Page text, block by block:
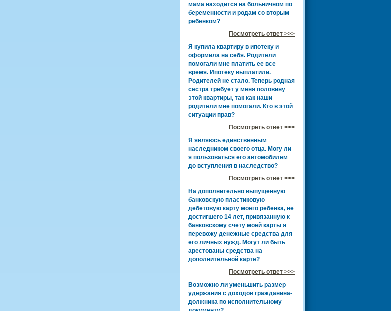
мама находится на больничном по
беременности и родам со вторым
ребёнком?
Посмотреть ответ >>>
Я купила квартиру в ипотеку и
оформила на себя. Родители
помогали мне платить ее все
время. Ипотеку выплатили.
Родителей не стало. Теперь родная
сестра требует у меня половину
этой квартиры, так как наши
родители мне помогали. Кто в этой
ситуации прав?
Посмотреть ответ >>>
Я являюсь единственным
наследником своего отца. Могу ли
я пользоваться его автомобилем
до вступления в наследство?
Посмотреть ответ >>>
На дополнительно выпущенную
банковскую пластиковую
дебетовую карту моего ребенка, не
достигшего 14 лет, привязанную к
банковскому счету моей карты я
перевожу денежные средства для
его личных нужд. Могут ли быть
арестованы средства на
дополнительной карте?
Посмотреть ответ >>>
Возможно ли уменьшить размер
удержания с доходов гражданина-
должника по исполнительному